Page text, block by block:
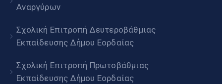
Αναργύρων
Σχολική Επιτροπή Δευτεροβάθμιας
Εκπαίδευσης Δήμου Εορδαίας
Σχολική Επιτροπή Πρωτοβάθμιας
Εκπαίδευσης Δήμου Εορδαίας